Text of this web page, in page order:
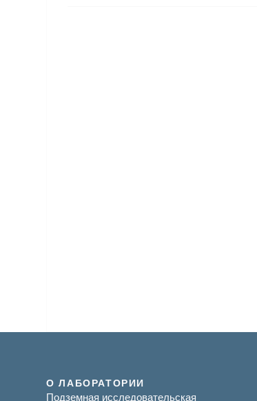
О ЛАБОРАТОРИИ
Подземная исследовательская